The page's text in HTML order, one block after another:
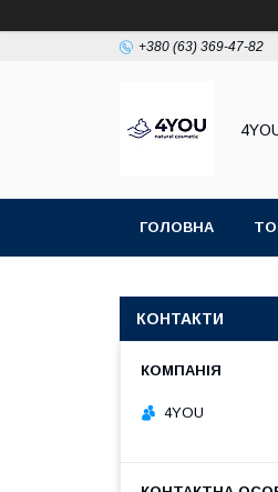
+380 (63) 369-47-82
ГОЛОВНА
КОНТАКТИ
4YOU